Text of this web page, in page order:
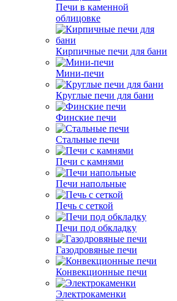
Печи в каменной
облицовке
Кирпичные печи для бани
Мини-печи
Круглые печи для бани
Финские печи
Стальные печи
Печи с камнями
Печи напольные
Печь с сеткой
Печи под обкладку
Газодровяные печи
Конвекционные печи
Электрокаменки